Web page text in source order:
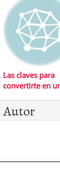
Las claves para
convertirte en
Autor